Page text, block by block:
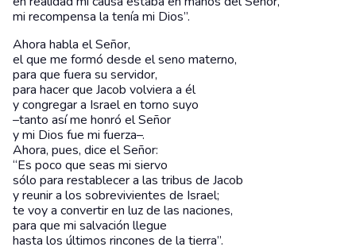
mi recompensa la tenía mi Dios”.
Ahora habla el Señor,
el que me formó desde el seno materno,
para que fuera su servidor,
para hacer que Jacob volviera a él
y congregar a Israel en torno suyo
–tanto así me honró el Señor
y mi Dios fue mi fuerza–.
Ahora, pues, dice el Señor:
“Es poco que seas mi siervo
sólo para restablecer a las tribus de Jacob
y reunir a los sobrevivientes de Israel;
te voy a convertir en luz de las naciones,
para que mi salvación llegue
hasta los últimos rincones de la tierra”.